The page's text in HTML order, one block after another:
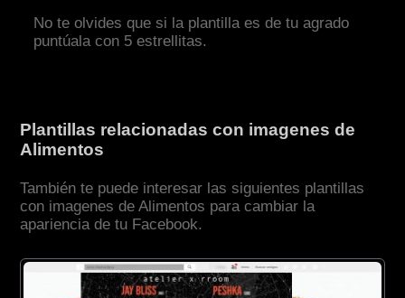
No te olvides que si la plantilla es de tu agrado
puntúala con 5 estrellitas.
Plantillas relacionadas con imagenes de
Alimentos
También te puede interesar las siguientes plantillas
con imagenes de Alimentos para cambiar la
apariencia de tu Facebook.